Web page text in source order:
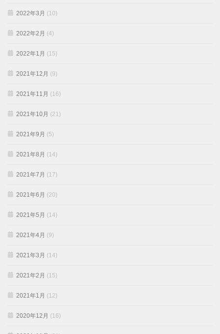
2022年3月 (10)
2022年2月 (4)
2022年1月 (15)
2021年12月 (9)
2021年11月 (16)
2021年10月 (21)
2021年9月 (5)
2021年8月 (14)
2021年7月 (17)
2021年6月 (20)
2021年5月 (14)
2021年4月 (9)
2021年3月 (14)
2021年2月 (15)
2021年1月 (12)
2020年12月 (16)